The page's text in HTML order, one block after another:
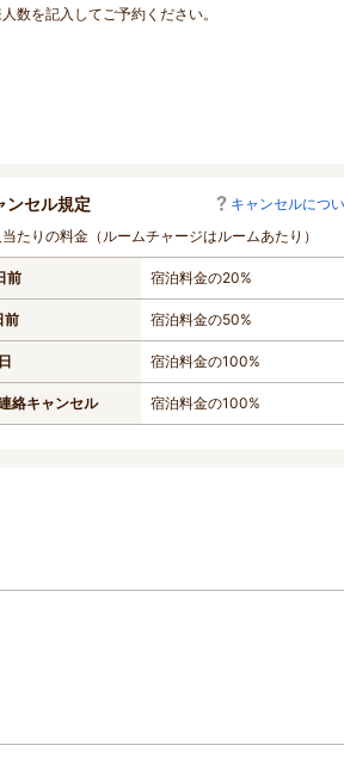
数を記入してご予約ください。
ンセル規定
キャンセルにつ
たりの料金（ルームチャージはルームあたり）
前 宿泊料金の20%
前 宿泊料金の50%
宿泊料金の100%
絡キャンセル 宿泊料金の100%